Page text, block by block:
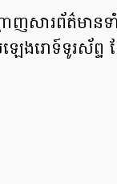
ដាញ​សារព័ត៌មាន​
ោទ៍​ទូរស័ព្ទ ដែ